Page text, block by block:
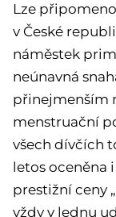
Lze
v České
náměstek
neúnavná
přinejmenším
menstruační
všech dívčích
letos oceněna
prestižní ceny
vždy v lednu